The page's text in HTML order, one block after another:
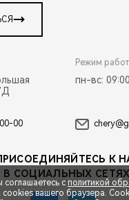
Режим
пн-вс:
00
К
В СОЦИАЛЬНЫХ
соглашаетесь с политикой
cookies вашего браузера.